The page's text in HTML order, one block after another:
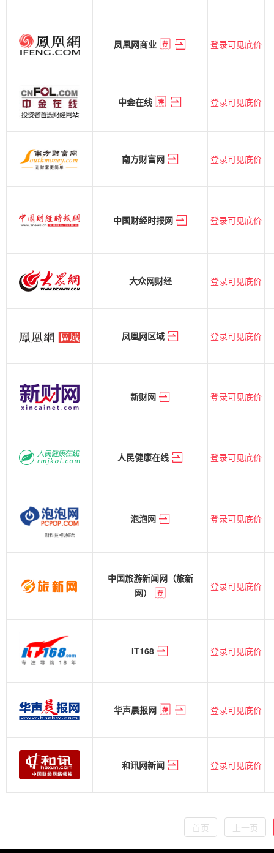
凤凰网商业 登录可见底价
中金在线 登录可见底价
南方财富网 登录可见底价
中国财经时报网 登录可见底价
大众网财经 登录可见底价
凤凰网区域 登录可见底价
新财网 登录可见底价
人民健康在线 登录可见底价
泡泡网 登录可见底价
中国旅游新闻网（旅新
网）
登录可见底价
IT168 登录可见底价
华声晨报网 登录可见底价
和讯网新闻 登录可见底价
首页 上一页